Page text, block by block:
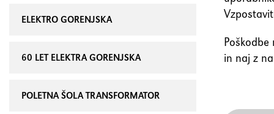
ELEKTRO GORENJSKA
60 LET ELEKTRA GORENJSKA
POLETNA ŠOLA TRANSFORMATOR
in naj z